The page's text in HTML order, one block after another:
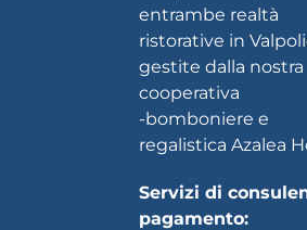
entrambe realtà
ristorative in
gestite dalla nostra
cooperativa
-bomboniere e
regalistica Azalea
Servizi di
pagamento: